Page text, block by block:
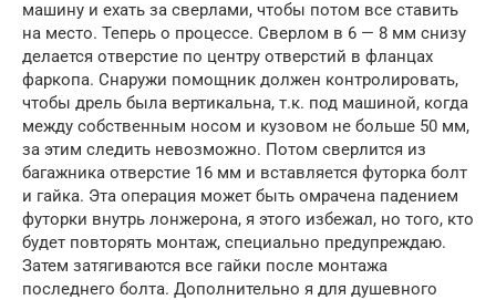
машину и ехать за сверлами, чтобы потом все ставить
на место. Теперь о процессе. Сверлом в 6 — 8 мм снизу
делается отверстие по центру отверстий в фланцах
фаркопа. Снаружи помощник должен контролировать,
чтобы дрель была вертикальна, т.к. под машиной, когда
между собственным носом и кузовом не больше 50 мм,
за этим следить невозможно. Потом сверлится из
багажника отверстие 16 мм и вставляется футорка болт
и гайка. Эта операция может быть омрачена падением
футорки внутрь лонжерона, я этого избежал, но того, кто
будет повторять монтаж, специально предупреждаю.
Затем затягиваются все гайки после монтажа
последнего болта. Дополнительно я для душевного